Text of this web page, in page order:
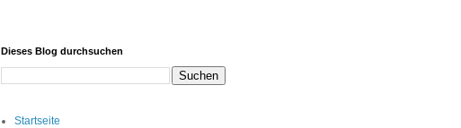
Dieses Blog durchsuchen
Startseite